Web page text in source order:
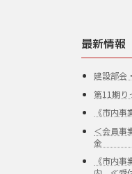
最新情報
建設部会
第11期り
《市内
＜会員事
《市内